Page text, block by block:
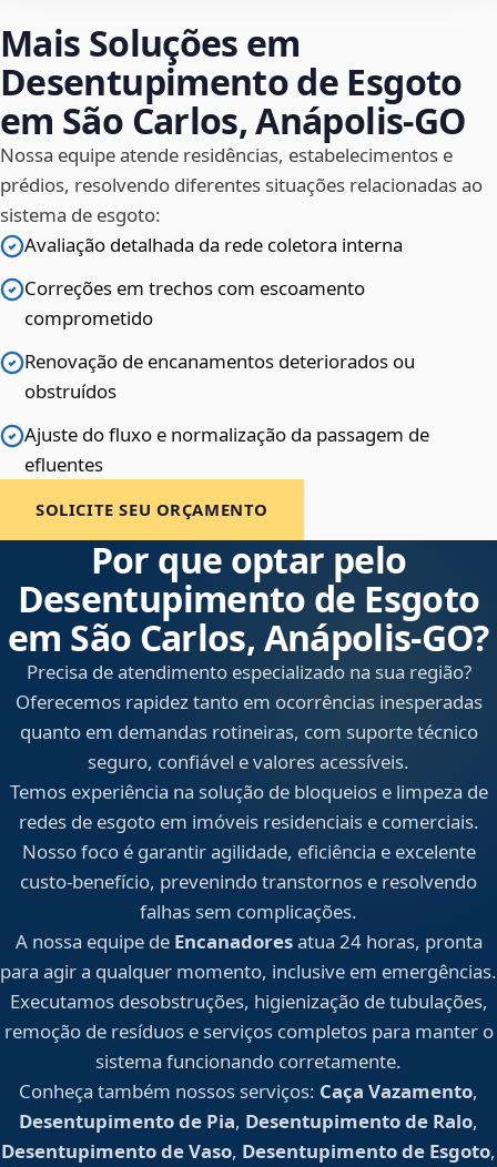
Mais Soluções em
Desentupimento de Esgoto
em São Carlos, Anápolis‑GO
Nossa equipe atende residências, estabelecimentos e
prédios, resolvendo diferentes situações relacionadas ao
sistema de esgoto:
Avaliação detalhada da rede coletora interna
Correções em trechos com escoamento
comprometido
Renovação de encanamentos deteriorados ou
obstruídos
Ajuste do fluxo e normalização da passagem de
efluentes
SOLICITE SEU ORÇAMENTO
Por que optar pelo
Desentupimento de Esgoto
em São Carlos, Anápolis‑GO?
Precisa de atendimento especializado na sua região?
Oferecemos rapidez tanto em ocorrências inesperadas
quanto em demandas rotineiras, com suporte técnico
seguro, confiável e valores acessíveis.
Temos experiência na solução de bloqueios e limpeza de
redes de esgoto em imóveis residenciais e comerciais.
Nosso foco é garantir agilidade, eficiência e excelente
custo-benefício, prevenindo transtornos e resolvendo
falhas sem complicações.
A nossa equipe de Encanadoresatua 24 horas, pronta
para agir a qualquer momento, inclusive em emergências.
Executamos desobstruções, higienização de tubulações,
remoção de resíduos e serviços completos para manter o
sistema funcionando corretamente.
Conheça também nossos serviços: Caça Vazamento,
Desentupimento de Pia, Desentupimento de Ralo,
Desentupimento de Vaso, Desentupimento de Esgoto,